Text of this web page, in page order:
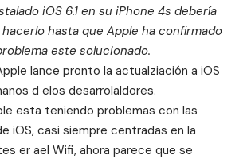
iOS 6.1 en su iPhone 4s debería
hasta que Apple ha confirmado
este solucionado.
lance pronto la actualziación a iOS
d elos desarrolaldores.
esta teniendo problemas con las
iOS, casi siempre centradas en la
er ael Wifi, ahora parece que se